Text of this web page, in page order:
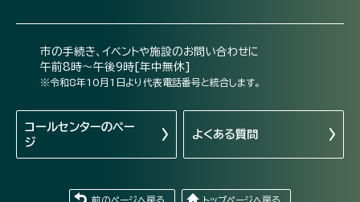
市の手続き、イベントや施設のお問い合わせに
午前8時～午後9時[年中無休]
※令和8年10月1日より代表電話番号と統合します。
コールセンターのペー
ジ
よくある質問
前のページへ戻る トップページへ戻る